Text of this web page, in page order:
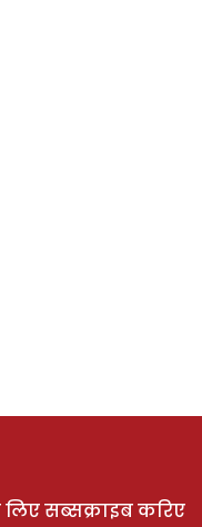
सब्सक्राइब करिए